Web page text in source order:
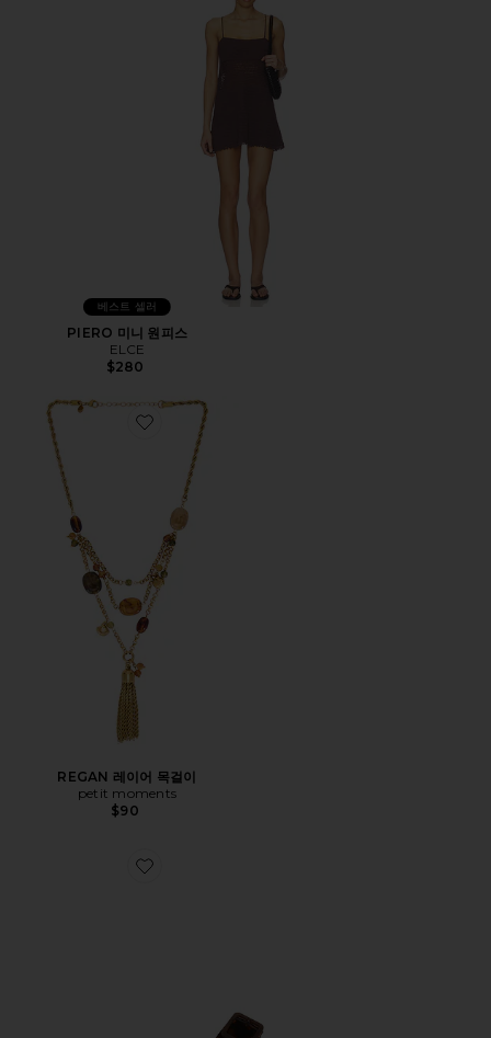
베스트 셀러
PIERO 미니 원피스
ELCE
$280
Favorite REGAN 레이어 목걸이
REGAN 레이어 목걸이
petit moments
$90
Favorite JULIO 샌들